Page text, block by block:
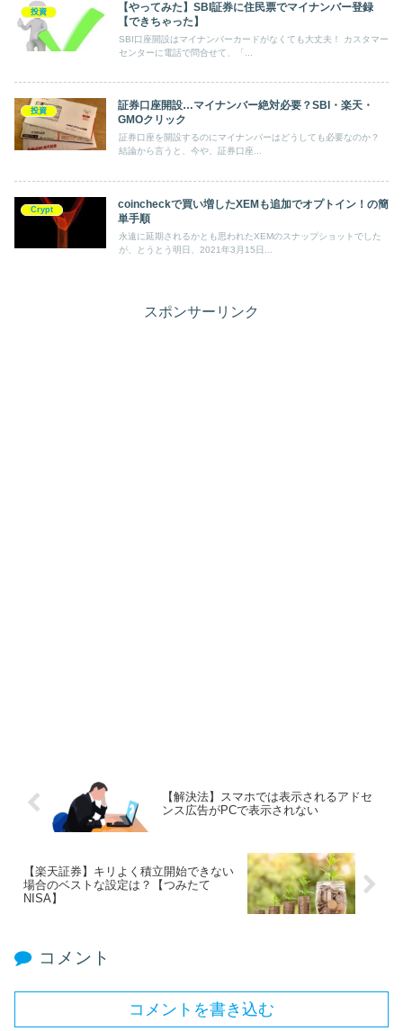
投資
【やってみた】SBI証券に住民票でマイナンバー登録
【できちゃった】
SBI口座開設はマイナンバーカードがなくても大丈夫！ カスタマー
センターに電話で問合せて、「...
投資
証券口座開設…マイナンバー絶対必要？SBI・楽天・
GMOクリック
証券口座を開設するのにマイナンバーはどうしても必要なのか？
結論から言うと、今や、証券口座...
Crypt
coincheckで買い増したXEMも追加でオプトイン！の簡
単手順
永遠に延期されるかとも思われたXEMのスナップショットでした
が、とうとう明日、2021年3月15日...
スポンサーリンク
【解決法】スマホでは表示されるアドセ
ンス広告がPCで表示されない
【楽天証券】キリよく積立開始できない
場合のベストな設定は？【つみたて
NISA】
コメント
コメントを書き込む